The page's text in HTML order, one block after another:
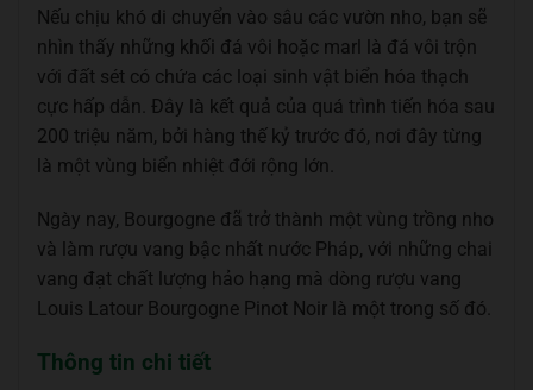
Nếu chịu khó di chuyển vào sâu các vườn nho, bạn sẽ
nhìn thấy những khối đá vôi hoặc marl là đá vôi trộn
với đất sét có chứa các loại sinh vật biển hóa thạch
cực hấp dẫn. Đây là kết quả của quá trình tiến hóa sau
200 triệu năm, bởi hàng thế kỷ trước đó, nơi đây từng
là một vùng biển nhiệt đới rộng lớn.
Ngày nay, Bourgogne đã trở thành một vùng trồng nho
và làm rượu vang bậc nhất nước Pháp, với những chai
vang đạt chất lượng hảo hạng mà dòng rượu vang
Louis Latour Bourgogne Pinot Noir là một trong số đó.
Thông tin chi tiết